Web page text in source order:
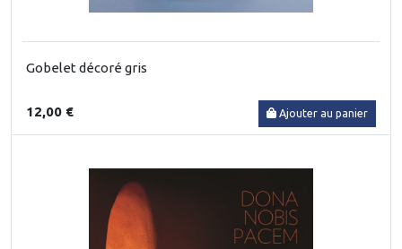
Gobelet décoré gris
12,00 € Ajouter au panier